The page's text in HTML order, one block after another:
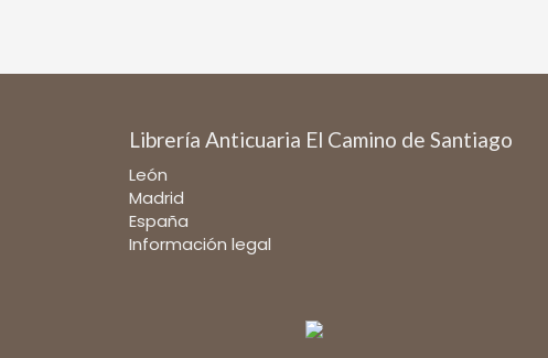
Librería Anticuaria El Camino de Santiago
León
Madrid
España
Información legal